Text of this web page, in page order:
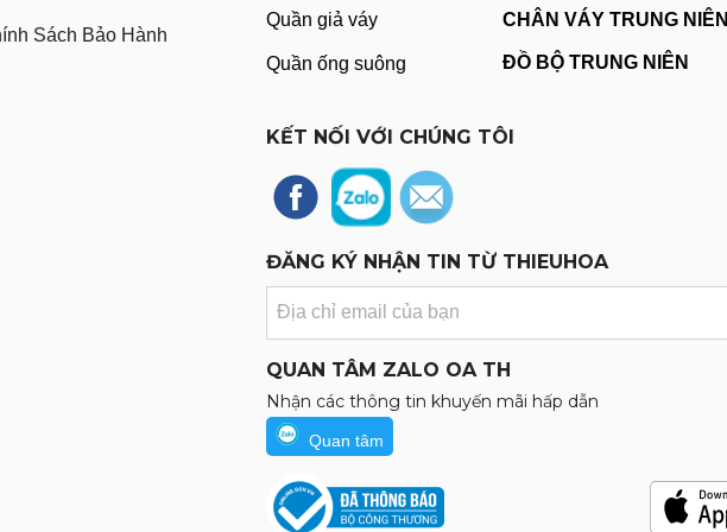
Sách Bảo Hành
Quần giả váy
Quần ống suông
CHÂN VÁY TRUNG NIÊN
ĐỒ BỘ TRUNG NIÊN
KẾT NỐI VỚI CHÚNG TÔI
ĐĂNG KÝ NHẬN TIN TỪ THIEUHOA
QUAN TÂM ZALO OA TH
Nhận các thông tin khuyến mãi hấp dẫn
Quan tâm